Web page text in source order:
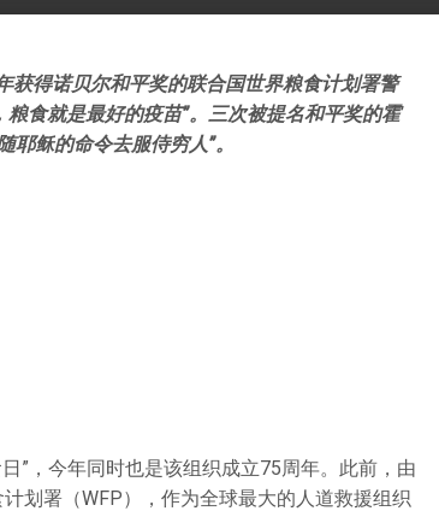
得诺贝尔和平奖的联合国世界粮食计划署警
食就是最好的疫苗”。三次被提名和平奖的霍
稣的命令去服侍穷人”。
”，今年同时也是该组织成立75周年。此前，由
划署（WFP），作为全球最大的人道救援组织